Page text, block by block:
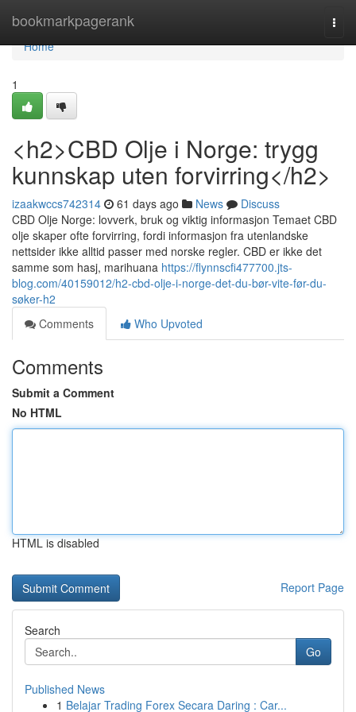
bookmarkpagerank
Home
Home
1
<h2>CBD Olje i Norge: trygg
kunnskap uten forvirring</h2>
izaakwccs742314 61 days ago News
Discuss
CBD Olje Norge: lovverk, bruk og viktig informasjon Temaet CBD
olje skaper ofte forvirring, fordi informasjon fra utenlandske
nettsider ikke alltid passer med norske regler. CBD er ikke det
samme som hasj, marihuana https://flynnscfi477700.jts-
blog.com/40159012/h2-cbd-olje-i-norge-det-du-bør-vite-før-du-
søker-h2
Comments
Who Upvoted
Comments
Submit a Comment
No HTML
HTML is disabled
Report Page
Search
Go
Published News
1 Belajar Trading Forex Secara Daring : Car...